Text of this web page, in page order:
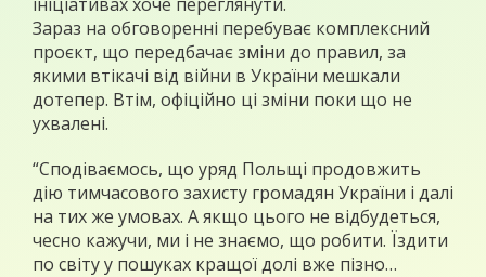
Зараз на обговоренні перебуває комплексний
проєкт, що передбачає зміни до правил, за
якими втікачі від війни в України мешкали
дотепер. Втім, офіційно ці зміни поки що не
ухвалені.
“Сподіваємось, що уряд Польщі продовжить
дію тимчасового захисту громадян України і далі
на тих же умовах. А якщо цього не відбудеться,
чесно кажучи, ми і не знаємо, що робити. Їздити
по світу у пошуках кращої долі вже пізно…